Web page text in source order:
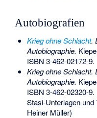
Autobiografien
Krieg ohne Schlacht.
Autobiographie.
ISBN 3-462-02172-9.
Krieg ohne Schlacht.
Autobiographie.
ISBN 3-462-02320-9.
Stasi-Unterlagen
Heiner Müller)